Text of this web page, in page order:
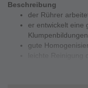
Beschreibung
der Rührer
er entwickelt eine
Klumpenbildungen
gute
aus Stahl und in